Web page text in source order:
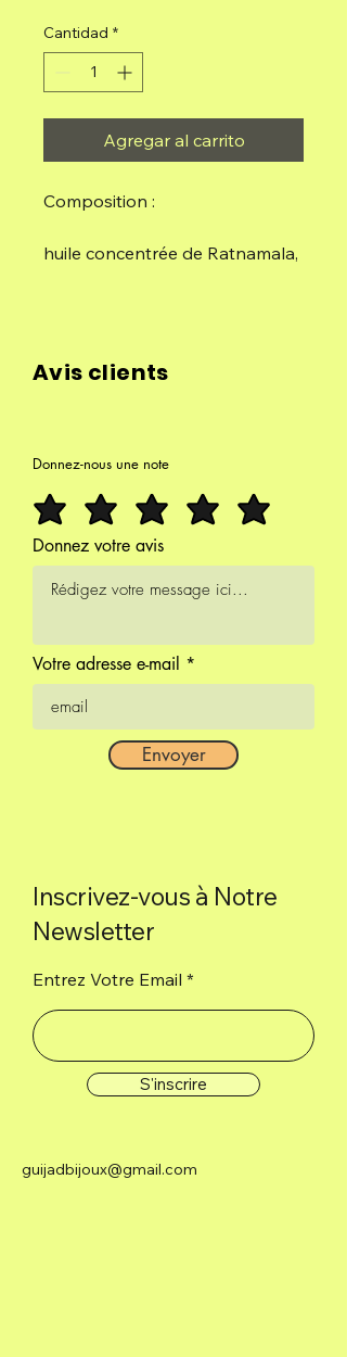
Cantidad *
Agregar al carrito
Composition :
huile concentrée de Ratnamala,
Avis clients
Donnez-nous une note
Donnez votre avis
Votre adresse e-mail
Envoyer
Inscrivez-vous à Notre
Newsletter
Entrez Votre Email
S'inscrire
guijadbijoux@gmail.com